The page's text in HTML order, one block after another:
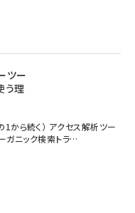
ツー
う理
から続く） アクセス解析ツー
ニック検索トラ…